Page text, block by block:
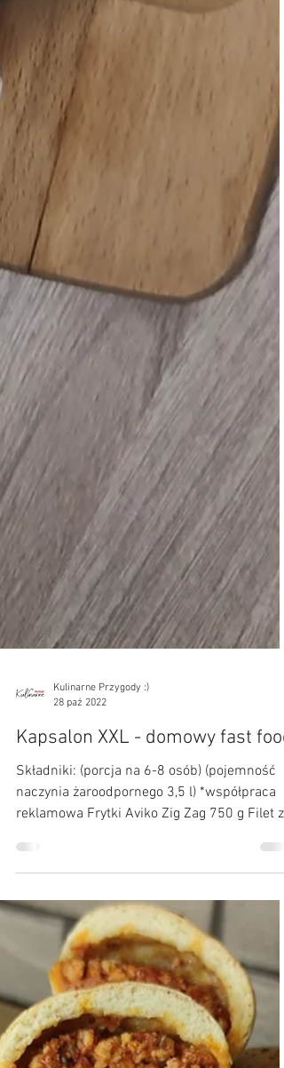
Kulinarne Przygody :)
28 paź 2022
Kapsalon XXL - domowy fast food
Składniki: (porcja na 6-8 osób) (pojemność
naczynia żaroodpornego 3,5 l) *współpraca
reklamowa Frytki Aviko Zig Zag 750 g Filet